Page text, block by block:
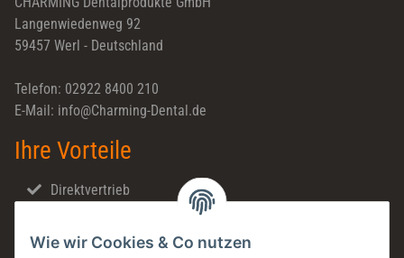
Wie wir Cookies & Co nutzen
Langenwiedenweg 92
59457 Werl - Deutschland
Telefon: 02922 8400 210
E-Mail: info@Charming-Dental.de
Ihre Vorteile
Direktvertrieb
Made in Germany